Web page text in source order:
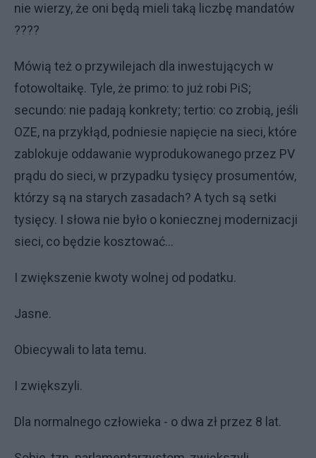
nie wierzy, że oni będą mieli taką liczbę mandatów
????
Mówią też o przywilejach dla inwestujących w
fotowoltaikę. Tyle, że primo: to już robi PiS;
secundo: nie padają konkrety; tertio: co zrobią, jeśli
OZE, na przykłąd, podniesie napięcie na sieci, które
zablokuje oddawanie wyprodukowanego przez PV
prądu do sieci, w przypadku tysięcy prosumentów,
którzy są na starych zasadach? A tych są setki
tysięcy. I słowa nie było o koniecznej modernizacji
sieci, co będzie kosztować...
I zwiększenie kwoty wolnej od podatku.
Jasne.
Obiecywali to lata temu.
I zwiększyli.
Dla normalnego człowieka - o dwa zł przez 8 lat.